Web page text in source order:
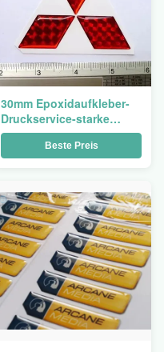
30mm Epoxidaufkleber-
Druckservice-starke
klebende
Nummernschild-
Beste Preis